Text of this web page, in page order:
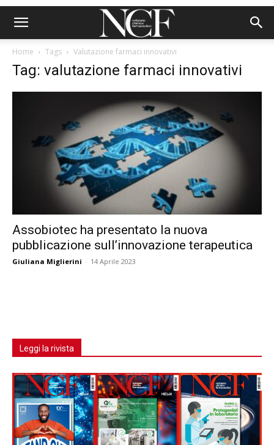
Home Tags Valutazione farmaci innovativi
Tag: valutazione farmaci innovativi
Assobiotec ha presentato la nuova
pubblicazione sull’innovazione terapeutica
Giuliana Miglierini - 14 Aprile 2023
Leggi la rivista